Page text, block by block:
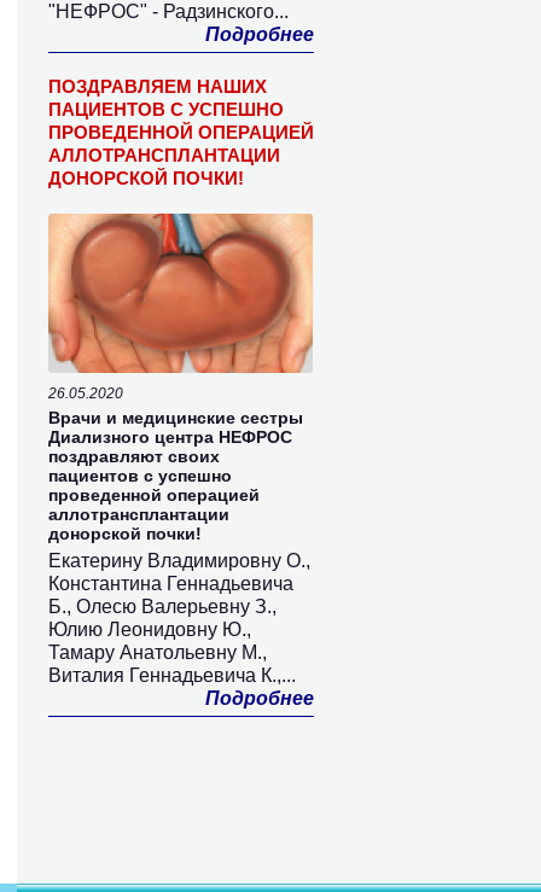
"НЕФРОС" - Радзинского...
Подробнее
ПОЗДРАВЛЯЕМ НАШИХ
ПАЦИЕНТОВ С УСПЕШНО
ПРОВЕДЕННОЙ ОПЕРАЦИЕЙ
АЛЛОТРАНСПЛАНТАЦИИ
ДОНОРСКОЙ ПОЧКИ!
26.05.2020
Врачи и медицинские сестры
Диализного центра НЕФРОС
поздравляют своих
пациентов с успешно
проведенной операцией
аллотрансплантации
донорской почки!
Екатерину Владимировну О.,
Константина Геннадьевича
Б., Олесю Валерьевну З.,
Юлию Леонидовну Ю.,
Тамару Анатольевну М.,
Виталия Геннадьевича К.,...
Подробнее